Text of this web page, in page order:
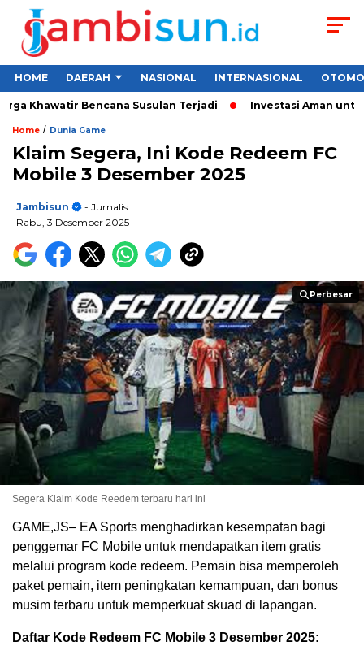
HOME DAERAH NASIONAL INTERNASIONAL
Khawatir Bencana Susulan Terjadi Investasi Aman untuk
Home / Dunia Game
Klaim Segera, Ini Kode Redeem FC
Mobile 3 Desember 2025
Jambisun
- Jurnalis
Rabu, 3 Desember 2025
Perbesar
Perbesar
Segera Klaim Kode Reedem terbaru hari ini
GAME,JS– EA Sports menghadirkan kesempatan bagi
penggemar FC Mobile untuk mendapatkan item gratis
melalui program kode redeem. Pemain bisa memperoleh
paket pemain, item peningkatan kemampuan, dan bonus
musim terbaru untuk memperkuat skuad di lapangan.
Daftar Kode Redeem FC Mobile 3 Desember 2025: